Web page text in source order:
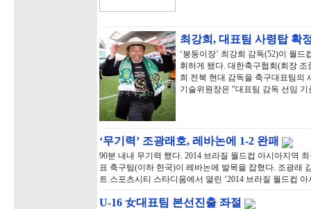
최강희, 대표팀 사령탑 확
‘봉동이장’ 최강희 감독(52)이 월
휘하게 됐다. 대한축구협회(회장
희 전북 현대 감독을 축구대표팀의
기술위원장은 "대표팀 감독 선임
‘무기력’ 조광래호, 레바논에 1-2 완패
90분 내내 무기력 했다. 2014 브라질 월드컵 아시아지역
표 축구팀(이하 한국)이 레바논에 발목을 잡혔다. 조광래
트 스포츠시티 스타디움에서 열린 ‘2014 브라질 월드컵
U-16 女대표팀 본선진출 좌절